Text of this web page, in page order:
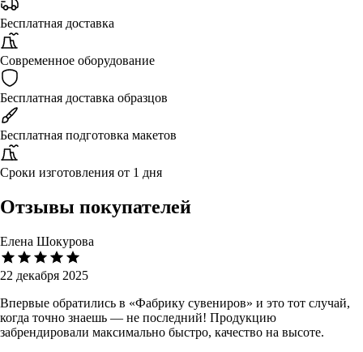
Бесплатная доставка
Современное оборудование
Бесплатная доставка образцов
Бесплатная подготовка макетов
Сроки изготовления от 1 дня
Отзывы покупателей
Елена Шокурова
22 декабря 2025
Впервые обратились в «Фабрику сувениров» и это тот случай,
когда точно знаешь — не последний! Продукцию
забрендировали максимально быстро, качество на высоте.